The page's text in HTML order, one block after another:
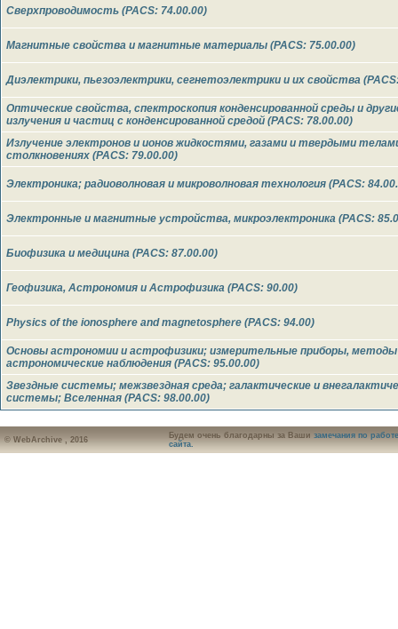
Cверхпроводимость (PACS: 74.00.00)
Магнитные свойства и магнитные материалы (PACS: 75.00.00)
Диэлектрики, пьезоэлектрики, сегнетоэлектрики и их свойства
Оптические свойства, спектроскопия конденсированной среды и
излучения и частиц с конденсированной средой (PACS: 78.00.00)
Излучение электронов и ионов жидкостями, газами и твердыми
столкновениях (PACS: 79.00.00)
Электроника; радиоволновая и микроволновая технология (PACS:
Электронные и магнитные устройства, микроэлектроника (PACS:
Биофизика и медицина (PACS: 87.00.00)
Геофизика, Астрономия и Астрофизика (PACS: 90.00)
Physics of the ionosphere and magnetosphere (PACS: 94.00)
Основы астрономии и астрофизики; измерительные приборы, методы
астрономические наблюдения (PACS: 95.00.00)
Звездные системы; межзвездная среда; галактические и
системы; Вселенная (PACS: 98.00.00)
© WebArchive , 2016 Будем очень благодарны за Ваши замечания по работе
сайта.